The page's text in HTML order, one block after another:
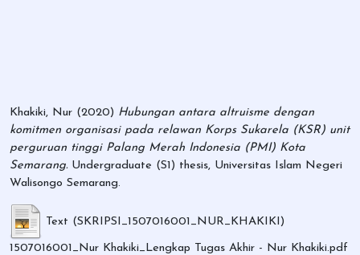
Khakiki, Nur (2020) Hubungan antara altruisme dengan
komitmen organisasi pada relawan Korps Sukarela (KSR) unit
perguruan tinggi Palang Merah Indonesia (PMI) Kota
Semarang. Undergraduate (S1) thesis, Universitas Islam Negeri
Walisongo Semarang.
Text (SKRIPSI_1507016001_NUR_KHAKIKI)
1507016001_Nur Khakiki_Lengkap Tugas Akhir - Nur Khakiki.pdf